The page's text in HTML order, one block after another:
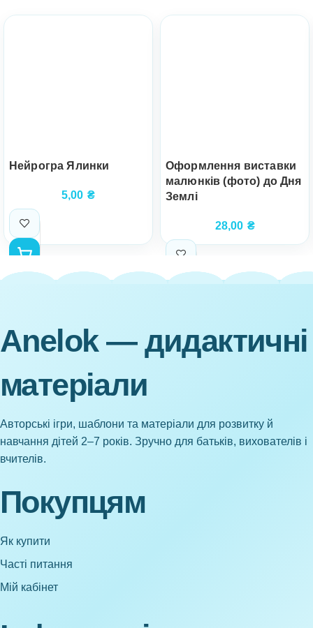
Нейрогра Ялинки
5,00 ₴
Оформлення виставки
малюнків (фото) до Дня
Землі
28,00 ₴
Anelok — дидактичні
матеріали
Авторські ігри, шаблони та матеріали для розвитку й
навчання дітей 2–7 років. Зручно для батьків, вихователів і
вчителів.
Покупцям
Як купити
Часті питання
Мій кабінет